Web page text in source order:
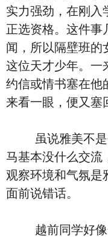
实力强劲，在刚入
正选资格。这件事
闻，所以隔壁班的
这位天才少年。一
约信或情书塞在他
来看一眼，便又塞
虽说雅美不是
马基本没什么交流
观察环境和气氛是
面前说错话。
越前同学好像